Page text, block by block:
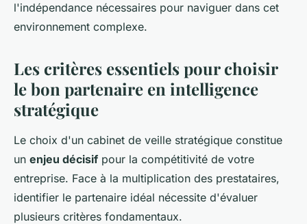
l'indépendance nécessaires pour naviguer dans cet
environnement complexe.
Les critères essentiels pour choisir
le bon partenaire en intelligence
stratégique
Le choix d'un cabinet de veille stratégique constitue
un enjeu décisif pour la compétitivité de votre
entreprise. Face à la multiplication des prestataires,
identifier le partenaire idéal nécessite d'évaluer
plusieurs critères fondamentaux.